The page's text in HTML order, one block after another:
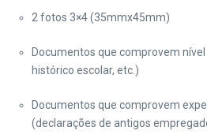
2 fotos 3×4 (35mmx45mm)
Documentos que comprovem
histórico escolar, etc.)
Documentos que comprovem
(declarações de antigos